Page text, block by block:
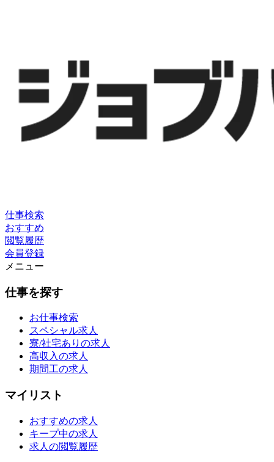
仕事検索
おすすめ
閲覧履歴
会員登録
メニュー
仕事を探す
お仕事検索
スペシャル求人
寮/社宅ありの求人
高収入の求人
期間工の求人
マイリスト
おすすめの求人
キープ中の求人
求人の閲覧履歴